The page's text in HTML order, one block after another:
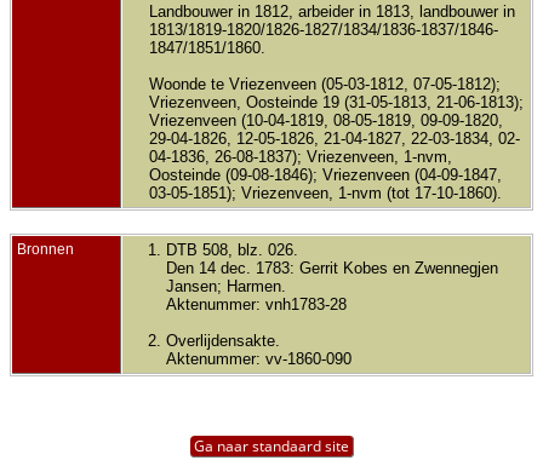
Landbouwer in 1812, arbeider in 1813, landbouwer in
1813/1819-1820/1826-1827/1834/1836-1837/1846-
1847/1851/1860.
Woonde te Vriezenveen (05-03-1812, 07-05-1812);
Vriezenveen, Oosteinde 19 (31-05-1813, 21-06-1813);
Vriezenveen (10-04-1819, 08-05-1819, 09-09-1820,
29-04-1826, 12-05-1826, 21-04-1827, 22-03-1834, 02-
04-1836, 26-08-1837); Vriezenveen, 1-nvm,
Oosteinde (09-08-1846); Vriezenveen (04-09-1847,
03-05-1851); Vriezenveen, 1-nvm (tot 17-10-1860).
Bronnen
DTB 508, blz. 026.
Den 14 dec. 1783: Gerrit Kobes en Zwennegjen
Jansen; Harmen.
Aktenummer: vnh1783-28
Overlijdensakte.
Aktenummer: vv-1860-090
Ga naar standaard site